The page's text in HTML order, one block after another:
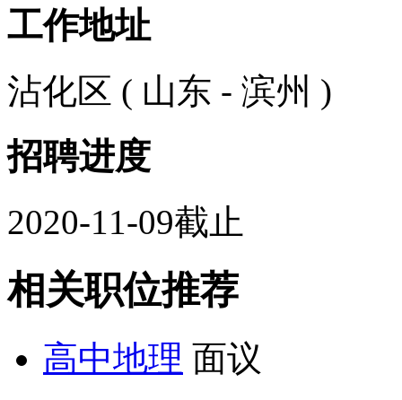
工作地址
沾化区 ( 山东 - 滨州 )
招聘进度
2020-11-09截止
相关职位推荐
高中地理 面议